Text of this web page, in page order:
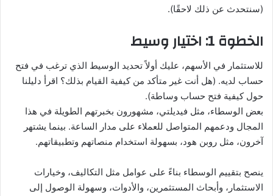
(سنتحدث عن ذلك لاحقًا).
الخطوة 1: اختيار وسيط
للاستثمار في الأسهم، عليك أولاً تحديد الوسيط الذي ترغب في فتح
حساب لديه. (هل أنت غير متأكد من كيفية القيام بذلك؟ اقرأ دليلنا
حول كيفية فتح حساب وساطة).
بعض الوسطاء، مثل فيديلتي، مشهورون بخبرتهم الطويلة في هذا
المجال ودعمهم المتواصل للعملاء على مدار الساعة. بينما يشتهر
آخرون، مثل روبن هود، بسهولة استخدام منصاتهم وتطبيقاتهم.
ينصح بتقييم الوسطاء بناءً على عوامل مثل التكاليف، وخيارات
الاستثمار، وأبحاث المستثمرين، والأدوات، وسهولة الوصول إلى